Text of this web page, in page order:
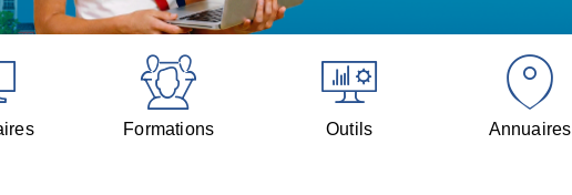
Formations Outils Annuaires